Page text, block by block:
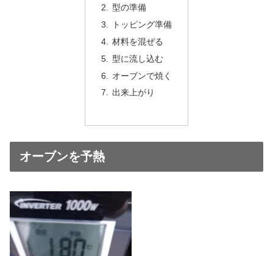
型の準備
トッピング準備
材料を混ぜる
型に流し込む
オーブンで焼く
出来上がり
オーブンを予熱